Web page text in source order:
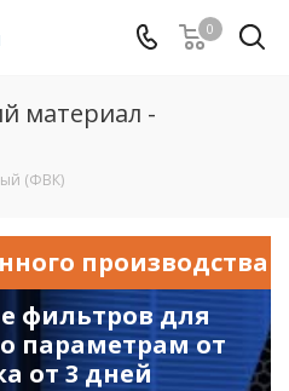
0
материал -
(ФВК)
производства
фильтров для
параметрам от
от 3 дней